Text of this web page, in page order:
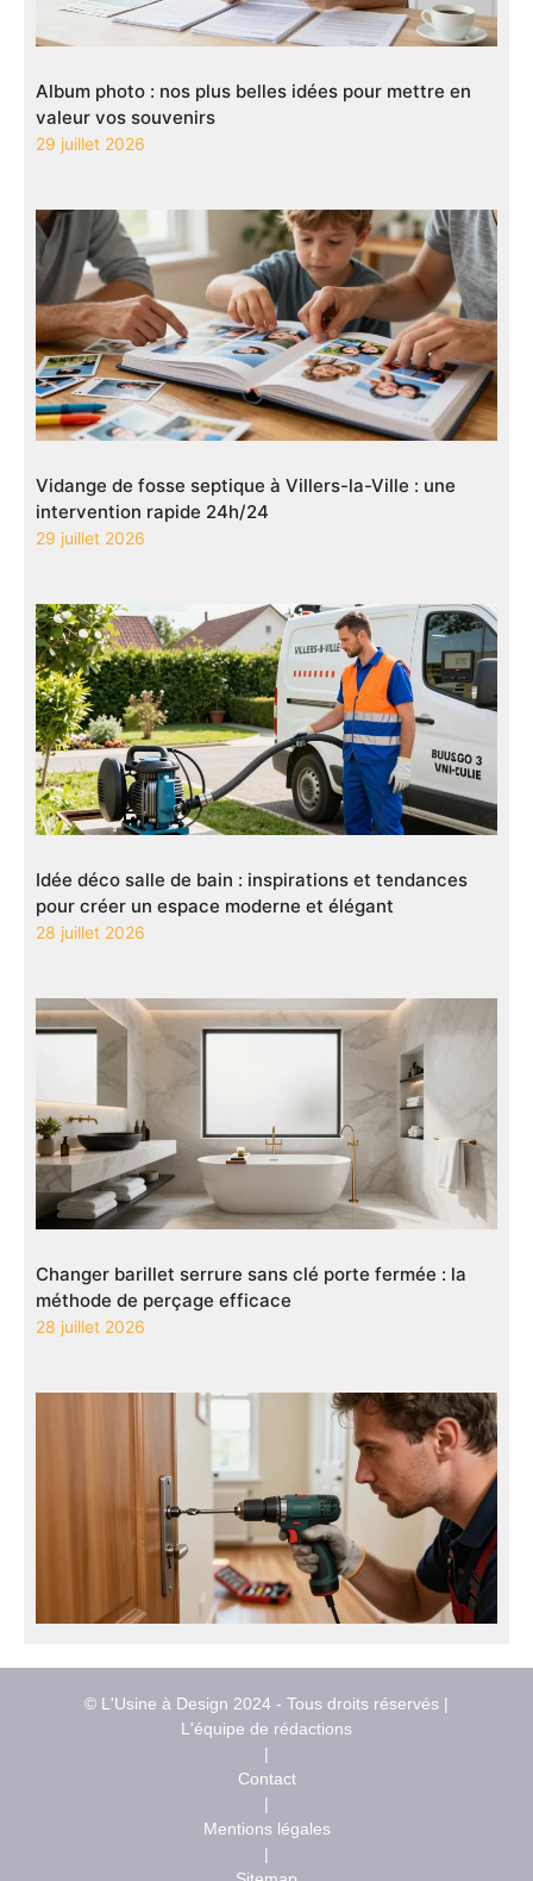
Album photo : nos plus belles idées pour mettre en
valeur vos souvenirs
29 juillet 2026
Vidange de fosse septique à Villers-la-Ville : une
intervention rapide 24h/24
29 juillet 2026
Idée déco salle de bain : inspirations et tendances
pour créer un espace moderne et élégant
28 juillet 2026
Changer barillet serrure sans clé porte fermée : la
méthode de perçage efficace
28 juillet 2026
© L'Usine à Design 2024 - Tous droits réservés |
L'équipe de rédactions
|
Contact
|
Mentions légales
|